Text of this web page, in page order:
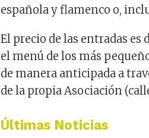
española y flamenco o,
El precio de las entradas es
el menú de los más
de manera anticipada a
de la propia Asociación
Últimas Noticias